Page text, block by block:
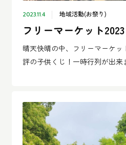
2023.11.4 地域活動(お祭り)
フリーマーケット2023
晴天快晴の中、フリーマーケ
評の子供くじ！一時行列が出来